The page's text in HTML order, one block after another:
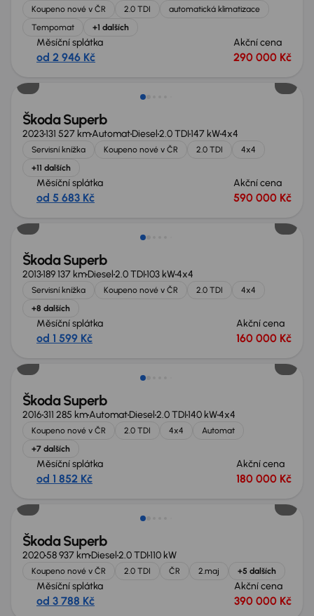
Koupeno nové v ČR 2.0 TDI
automatická klimatizace
Tempomat
+1 dalších
Měsíční splátka
od 2 946 Kč
Akční cena
290 000 Kč
Zlevněno o 10 000 Kč
Škoda Superb
2023131 527 kmAutomatDiesel2.0 TDI147 kW4x4
Servisní knížka Koupeno nové v ČR 2.0 TDI
4x4
+11 dalších
Měsíční splátka
od 5 683 Kč
Akční cena
590 000 Kč
Zlevněno o 30 000 Kč
Škoda Superb
2013189 137 kmDiesel2.0 TDI103 kW4x4
Servisní knížka Koupeno nové v ČR 2.0 TDI
4x4
+8 dalších
Měsíční splátka
od 1 599 Kč
Akční cena
160 000 Kč
Škoda Superb
2016311 285 kmAutomatDiesel2.0 TDI140 kW4x4
Koupeno nové v ČR 2.0 TDI 4x4
Automat
+7 dalších
Měsíční splátka
od 1 852 Kč
Akční cena
180 000 Kč
Nově v nabídce
Škoda Superb
202058 937 kmDiesel2.0 TDI110 kW
Koupeno nové v ČR 2.0 TDI ČR 2.maj +5 dalších
Měsíční splátka
od 3 788 Kč
Akční cena
390 000 Kč
Možnost odpočtu DPH